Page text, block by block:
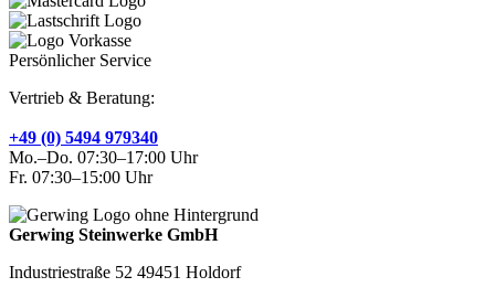
Persönlicher Service
Vertrieb & Beratung:
+49 (0) 5494 979340
Mo.–Do. 07:30–17:00 Uhr
Fr. 07:30–15:00 Uhr
Gerwing Steinwerke GmbH
Industriestraße 52 49451 Holdorf